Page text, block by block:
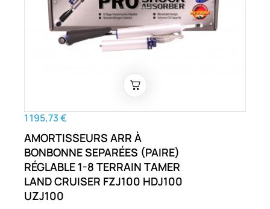
1 195,73 €
AMORTISSEURS ARR À
BONBONNE SEPARÉES (PAIRE)
RÉGLABLE 1-8 TERRAIN TAMER
LAND CRUISER FZJ100 HDJ100
UZJ100